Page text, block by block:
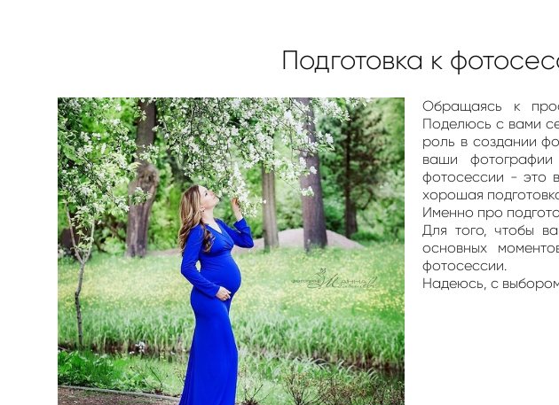
Подготовка к
Обращаясь к
Поделюсь с вами
роль в создании
ваши
фотосессии - это
хорошая
Именно про
Для того, чтобы
основных
фотосессии.
Надеюсь, с